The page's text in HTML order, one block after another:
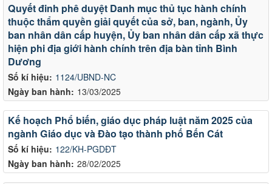
Số kí hiệu: 1124/UBND-NC
Ngày ban hành: 13/03/2025
Quyết đinh phê duyệt Danh mục thủ tục hành chính
thuộc thẩm quyền giải quyết của sở, ban, ngành, Ủy
ban nhân dân cấp huyện, Ủy ban nhân dân cấp xã thực
hiện phi địa giới hành chính trên địa bàn tỉnh Bình
Dương
Số kí hiệu: 122/KH-PGDĐT
Ngày ban hành: 28/02/2025
Kế hoạch Phổ biến, giáo dục pháp luật năm 2025 của
ngành Giáo dục và Đào tạo thành phố Bến Cát